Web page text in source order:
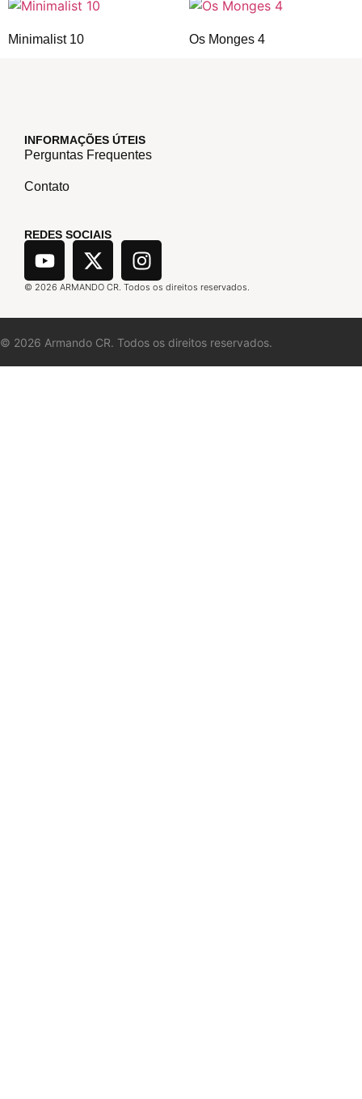
Minimalist 10 Os Monges 4
INFORMAÇÕES ÚTEIS
Perguntas Frequentes
Contato
REDES SOCIAIS
© 2026 ARMANDO CR. Todos os direitos reservados.
© 2026 Armando CR. Todos os direitos reservados.